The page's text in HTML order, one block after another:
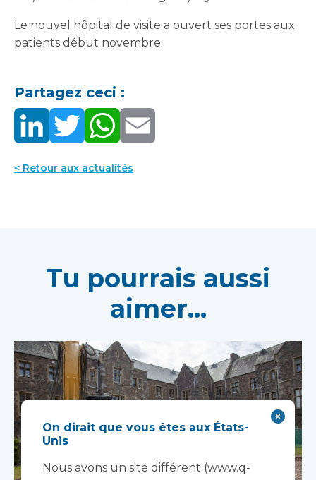
Le nouvel hôpital de visite a ouvert ses portes aux
patients début novembre.
Partagez ceci :
< Retour aux actualités
Tu pourrais aussi
aimer...
On dirait que vous êtes aux États-
Unis
Nous avons un site différent (www.q-